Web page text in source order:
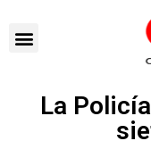
La